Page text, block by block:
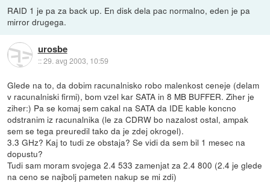
RAID 1 je pa za back up. En disk dela pac normalno, eden je pa
mirror drugega.
urosbe
::29. avg 2003, 10:59
Glede na to, da dobim racunalnisko robo malenkost ceneje (delam
v racunalniski firmi), bom vzel kar SATA in 8 MB BUFFER. Ziher je
ziher:) Pa se komaj sem cakal na SATA da IDE kable koncno
odstranim iz racunalnika (le za CDRW bo nazalost ostal, ampak
sem se tega preuredil tako da je zdej okrogel).
3.3 GHz? Kaj to tudi ze obstaja? Se vidi da sem bil 1 mesec na
dopustu?
Tudi sam moram svojega 2.4 533 zamenjat za 2.4 800 (2.4 je glede
na ceno se najbolj pameten nakup se mi zdi)